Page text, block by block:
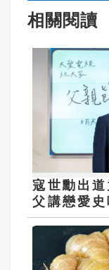
相關閱讀
寇世勳出
父講戀愛